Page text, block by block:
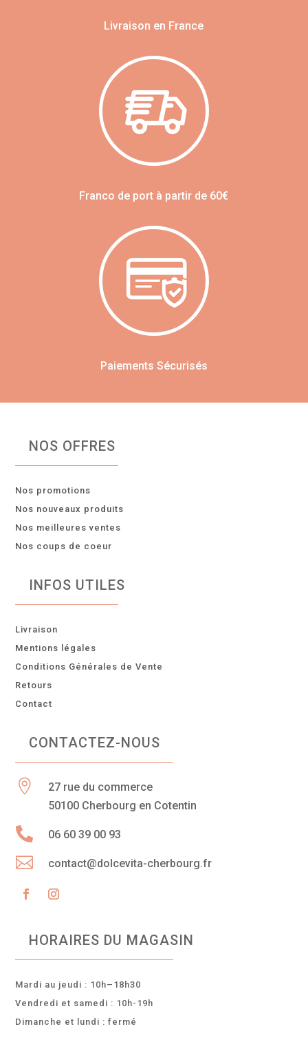
Livraison en France
Franco de port à partir de 60€
Paiements Sécurisés
NOS OFFRES
Nos promotions
Nos nouveaux produits
Nos meilleures ventes
Nos coups de coeur
INFOS UTILES
Livraison
Mentions légales
Conditions Générales de Vente
Retours
Contact
CONTACTEZ-NOUS

27 rue du commerce
50100 Cherbourg en Cotentin
 06 60 39 00 93
 contact@dolcevita-cherbourg.fr
HORAIRES DU MAGASIN
Mardi au jeudi : 10h–18h30
Vendredi et samedi : 10h-19h
Dimanche et lundi : fermé